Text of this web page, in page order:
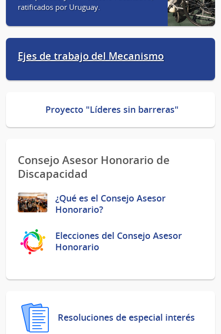
ratificados por Uruguay.
Ejes de trabajo del Mecanismo
Proyecto "Líderes sin barreras"
Consejo Asesor Honorario de
Discapacidad
¿Qué es el Consejo Asesor
Honorario?
Elecciones del Consejo Asesor
Honorario
Resoluciones de especial interés